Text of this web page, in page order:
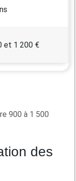
et 1 200 €
900 à 1 500